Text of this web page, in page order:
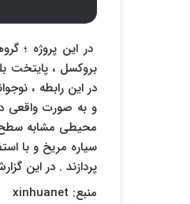
در این پروژه ؛
بروکسل ، پایتخت
در این رابطه ،
و به صورت واقعی
محیطی مشابه سطح
سیاره مریخ و با
پردازند . در این
منبع: xinhuanet